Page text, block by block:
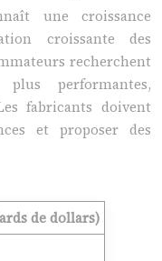
une croissance
croissante des
recherchent
performantes,
fabricants doivent
et proposer des
de dollars)